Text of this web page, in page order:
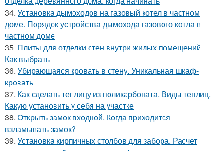
34. Установка дымоходов на газовый котел в частном
доме. Порядок устройства дымохода газового котла в
частном доме
35. Плиты для отделки стен внутри жилых помещений.
Как выбрать
36. Убирающаяся кровать в стену. Уникальная шкаф-
кровать
37. Как сделать теплицу из поликарбоната. Виды теплиц.
Какую установить у себя на участке
38. Открыть замок входной. Когда приходится
взламывать замок?
39. Установка кирпичных столбов для забора. Расчет